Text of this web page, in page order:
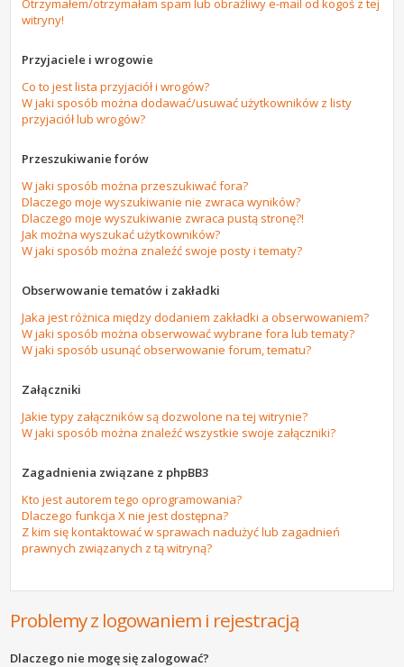
Otrzymałem/otrzymałam spam lub obraźliwy e-mail od kogoś z tej
witryny!
Przyjaciele i wrogowie
Co to jest lista przyjaciół i wrogów?
W jaki sposób można dodawać/usuwać użytkowników z listy
przyjaciół lub wrogów?
Przeszukiwanie forów
W jaki sposób można przeszukiwać fora?
Dlaczego moje wyszukiwanie nie zwraca wyników?
Dlaczego moje wyszukiwanie zwraca pustą stronę?!
Jak można wyszukać użytkowników?
W jaki sposób można znaleźć swoje posty i tematy?
Obserwowanie tematów i zakładki
Jaka jest różnica między dodaniem zakładki a obserwowaniem?
W jaki sposób można obserwować wybrane fora lub tematy?
W jaki sposób usunąć obserwowanie forum, tematu?
Załączniki
Jakie typy załączników są dozwolone na tej witrynie?
W jaki sposób można znaleźć wszystkie swoje załączniki?
Zagadnienia związane z phpBB3
Kto jest autorem tego oprogramowania?
Dlaczego funkcja X nie jest dostępna?
Z kim się kontaktować w sprawach nadużyć lub zagadnień
prawnych związanych z tą witryną?
Problemy z logowaniem i rejestracją
Dlaczego nie mogę się zalogować?